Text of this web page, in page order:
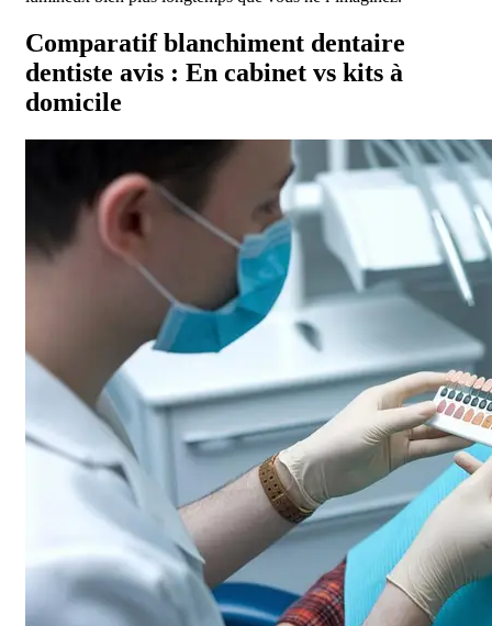
Comparatif blanchiment dentaire
dentiste avis : En cabinet vs kits à
domicile